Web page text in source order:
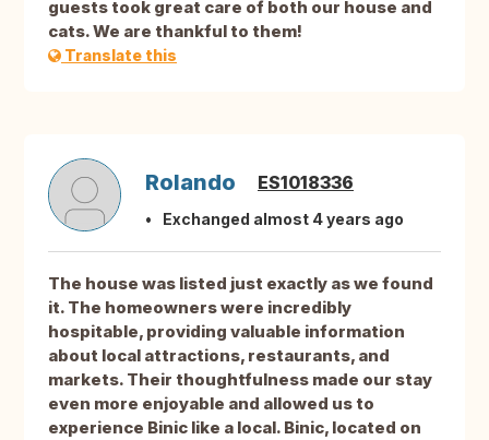
guests took great care of both our house and
cats. We are thankful to them!
Translate this
Rolando ES1018336
Exchanged almost 4 years ago
The house was listed just exactly as we found
it. The homeowners were incredibly
hospitable, providing valuable information
about local attractions, restaurants, and
markets. Their thoughtfulness made our stay
even more enjoyable and allowed us to
experience Binic like a local. Binic, located on